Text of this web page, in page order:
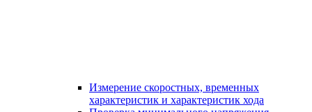
Измерение скоростных, временных
характеристик и характеристик хода